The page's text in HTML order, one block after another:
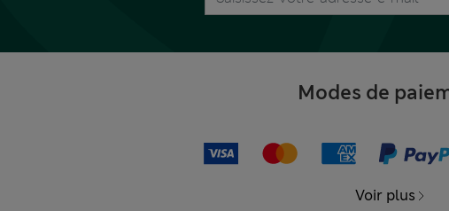
Modes de
Voir plus